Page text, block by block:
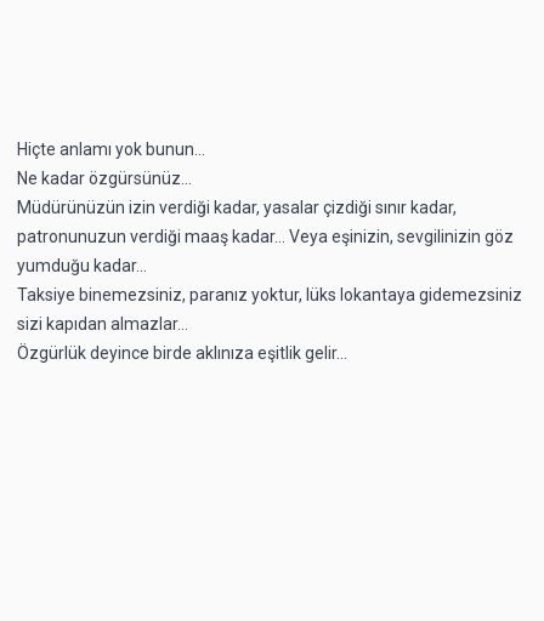
Hiçte anlamı yok bunun...
Ne kadar özgürsünüz...
Müdürünüzün izin verdiği kadar, yasalar çizdiği sınır kadar,
patronunuzun verdiği maaş kadar... Veya eşinizin, sevgilinizin göz
yumduğu kadar...
Taksiye binemezsiniz, paranız yoktur, lüks lokantaya gidemezsiniz
sizi kapıdan almazlar...
Özgürlük deyince birde aklınıza eşitlik gelir...